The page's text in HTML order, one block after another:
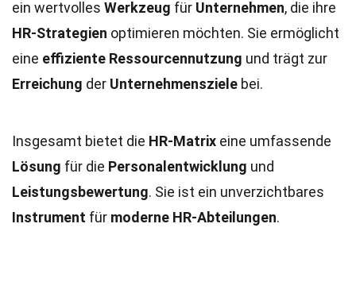
ein wertvolles Werkzeug für Unternehmen, die ihre
HR-Strategien optimieren möchten. Sie ermöglicht
eine effiziente Ressourcennutzung und trägt zur
Erreichung der Unternehmensziele bei.
Insgesamt bietet die HR-Matrix eine umfassende
Lösung für die Personalentwicklung und
Leistungsbewertung. Sie ist ein unverzichtbares
Instrument für moderne HR-Abteilungen.